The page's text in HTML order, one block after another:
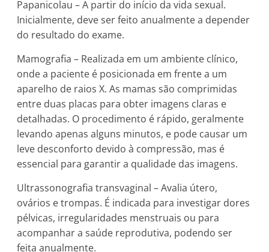
Papanicolau – A partir do início da vida sexual.
Inicialmente, deve ser feito anualmente a depender
do resultado do exame.
Mamografia – Realizada em um ambiente clínico,
onde a paciente é posicionada em frente a um
aparelho de raios X. As mamas são comprimidas
entre duas placas para obter imagens claras e
detalhadas. O procedimento é rápido, geralmente
levando apenas alguns minutos, e pode causar um
leve desconforto devido à compressão, mas é
essencial para garantir a qualidade das imagens.
Ultrassonografia transvaginal – Avalia útero,
ovários e trompas. É indicada para investigar dores
pélvicas, irregularidades menstruais ou para
acompanhar a saúde reprodutiva, podendo ser
feita anualmente.